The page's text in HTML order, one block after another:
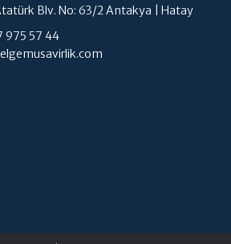
Blv. No: 63/2 Antakya | Hatay
975 57 44